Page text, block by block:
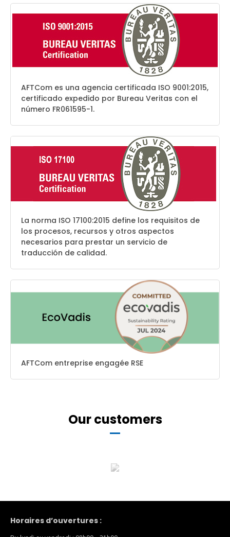
AFTCom es una agencia certificada ISO 9001:2015,
certificado expedido por Bureau Veritas con el
número FR061595-1.
La norma ISO 17100:2015 define los requisitos de
los procesos, recursos y otros aspectos
necesarios para prestar un servicio de
traducción de calidad.
AFTCom entreprise engagée RSE
Our customers
Horaires d’ouvertures :